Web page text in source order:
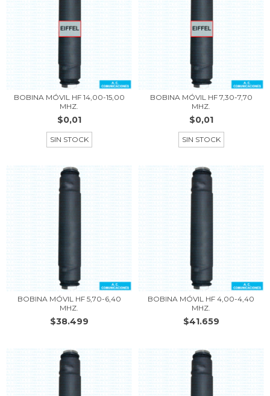
BOBINA MÓVIL HF 14,00-15,00
MHZ.
$0,01
SIN STOCK
BOBINA MÓVIL HF 7,30-7,70
MHZ.
$0,01
SIN STOCK
BOBINA MÓVIL HF 5,70-6,40
MHZ.
$38.499
BOBINA MÓVIL HF 4,00-4,40
MHZ.
$41.659